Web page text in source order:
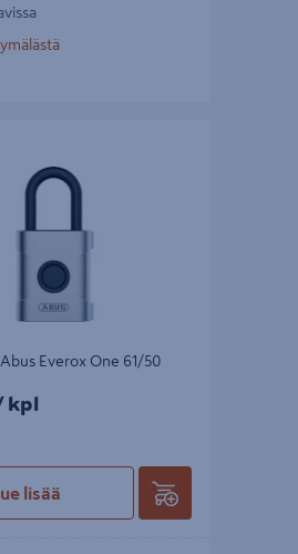
Everox One 61/50
kpl
lisää